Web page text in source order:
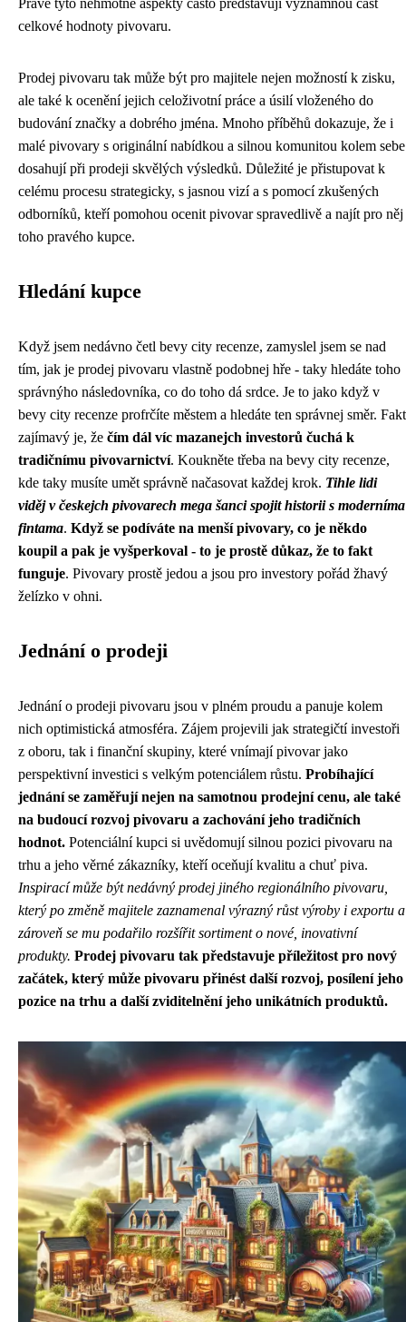
Právě tyto nehmotné aspekty často představují významnou část
celkové hodnoty pivovaru.
Prodej pivovaru tak může být pro majitele nejen možností k zisku,
ale také k ocenění jejich celoživotní práce a úsilí vloženého do
budování značky a dobrého jména. Mnoho příběhů dokazuje, že i
malé pivovary s originální nabídkou a silnou komunitou kolem sebe
dosahují při prodeji skvělých výsledků. Důležité je přistupovat k
celému procesu strategicky, s jasnou vizí a s pomocí zkušených
odborníků, kteří pomohou ocenit pivovar spravedlivě a najít pro něj
toho pravého kupce.
Hledání kupce
Když jsem nedávno četl bevy city recenze, zamyslel jsem se nad
tím, jak je prodej pivovaru vlastně podobnej hře - taky hledáte toho
správnýho následovníka, co do toho dá srdce. Je to jako když v
bevy city recenze profrčíte městem a hledáte ten správnej směr. Fakt
zajímavý je, že čím dál víc mazanejch investorů čuchá k
tradičnímu pivovarnictví. Koukněte třeba na bevy city recenze,
kde taky musíte umět správně načasovat každej krok. Tihle lidi
viděj v českejch pivovarech mega šanci spojit historii s moderníma
fintama. Když se podíváte na menší pivovary, co je někdo
koupil a pak je vyšperkoval - to je prostě důkaz, že to fakt
funguje. Pivovary prostě jedou a jsou pro investory pořád žhavý
želízko v ohni.
Jednání o prodeji
Jednání o prodeji pivovaru jsou v plném proudu a panuje kolem
nich optimistická atmosféra. Zájem projevili jak strategičtí investoři
z oboru, tak i finanční skupiny, které vnímají pivovar jako
perspektivní investici s velkým potenciálem růstu. Probíhající
jednání se zaměřují nejen na samotnou prodejní cenu, ale také
na budoucí rozvoj pivovaru a zachování jeho tradičních
hodnot. Potenciální kupci si uvědomují silnou pozici pivovaru na
trhu a jeho věrné zákazníky, kteří oceňují kvalitu a chuť piva.
Inspirací může být nedávný prodej jiného regionálního pivovaru,
který po změně majitele zaznamenal výrazný růst výroby i exportu a
zároveň se mu podařilo rozšířit sortiment o nové, inovativní
produkty. Prodej pivovaru tak představuje příležitost pro nový
začátek, který může pivovaru přinést další rozvoj, posílení jeho
pozice na trhu a další zviditelnění jeho unikátních produktů.